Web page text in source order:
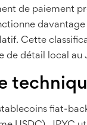
de paiement
Cette
de détail local au
fiat-